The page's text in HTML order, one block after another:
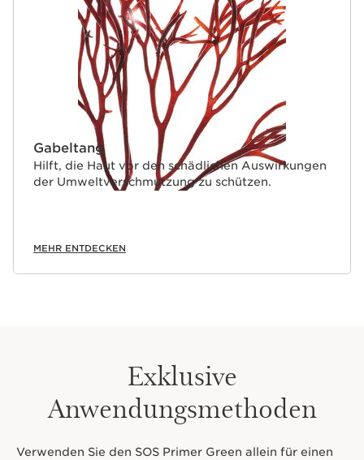
Gabeltang
Hilft, die Haut vor den schädlichen Auswirkungen
der Umweltverschmutzung zu schützen.
MEHR ENTDECKEN
Exklusive
Anwendungsmethoden
Verwenden Sie den SOS Primer Green allein für einen